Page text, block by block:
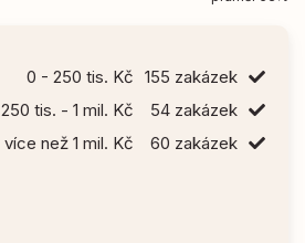
0 - 250 tis. Kč 155 zakázek
250 tis. - 1 mil. Kč
54 zakázek
více než 1 mil. Kč
60 zakázek